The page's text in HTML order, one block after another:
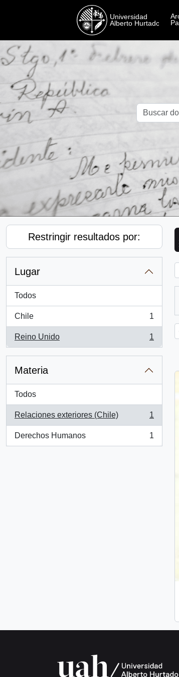
Restringir resultados por:
Lugar
Todos
Chile
, 1 resultados
1
Reino Unido
, 1 resultados
1
Materia
Todos
Relaciones exteriores (Chile)
, 1 resultados
1
Derechos Humanos
, 1 resultados
1